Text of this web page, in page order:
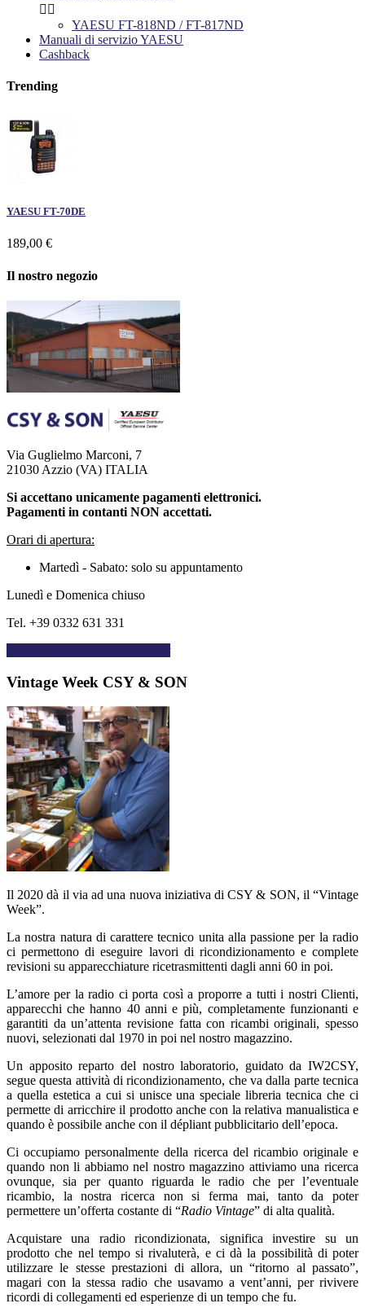
 
YAESU FT-818ND / FT-817ND
Manuali di servizio YAESU
Cashback
Trending
YAESU FT-70DE
189,00 €
Il nostro negozio
Via Guglielmo Marconi, 7
21030 Azzio (VA) ITALIA
Si accettano unicamente pagamenti elettronici.
Pagamenti in contanti NON accettati.
Orari di apertura:
Martedì - Sabato: solo su appuntamento
Lunedì e Domenica chiuso
Tel. +39 0332 631 331
Vintage Week CSY & SON
Il 2020 dà il via ad una nuova iniziativa di CSY & SON, il “Vintage
Week”.
La nostra natura di carattere tecnico unita alla passione per la radio
ci permettono di eseguire lavori di ricondizionamento e complete
revisioni su apparecchiature ricetrasmittenti dagli anni 60 in poi.
L’amore per la radio ci porta così a proporre a tutti i nostri Clienti,
apparecchi che hanno 40 anni e più, completamente funzionanti e
garantiti da un’attenta revisione fatta con ricambi originali, spesso
nuovi, selezionati dal 1970 in poi nel nostro magazzino.
Un apposito reparto del nostro laboratorio, guidato da IW2CSY,
segue questa attività di ricondizionamento, che va dalla parte tecnica
a quella estetica a cui si unisce una speciale libreria tecnica che ci
permette di arricchire il prodotto anche con la relativa manualistica e
quando è possibile anche con il dépliant pubblicitario dell’epoca.
Ci occupiamo personalmente della ricerca del ricambio originale e
quando non li abbiamo nel nostro magazzino attiviamo una ricerca
ovunque, sia per quanto riguarda le radio che per l’eventuale
ricambio, la nostra ricerca non si ferma mai, tanto da poter
permettere un’offerta costante di “Radio Vintage” di alta qualità.
Acquistare una radio ricondizionata, significa investire su un
prodotto che nel tempo si rivaluterà, e ci dà la possibilità di poter
utilizzare le stesse prestazioni di allora, un “ritorno al passato”,
magari con la stessa radio che usavamo a vent’anni, per rivivere
ricordi di collegamenti ed esperienze di un tempo che fu.